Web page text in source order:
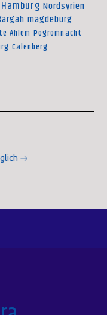
Hamburg Nordsyrien
magdeburg
Ahlem Pogromnacht
Calenberg